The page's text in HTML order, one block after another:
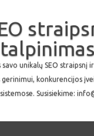
talpinimas
unikalų SEO straipsnį
gerinimui, konkurencijos
Susisiekime:
Skip to